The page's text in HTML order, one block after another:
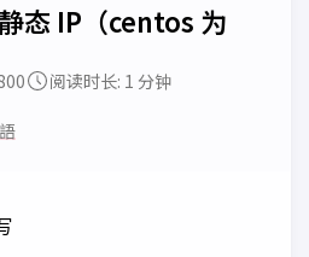
态 IP（centos 为
阅读时长: 1 分钟